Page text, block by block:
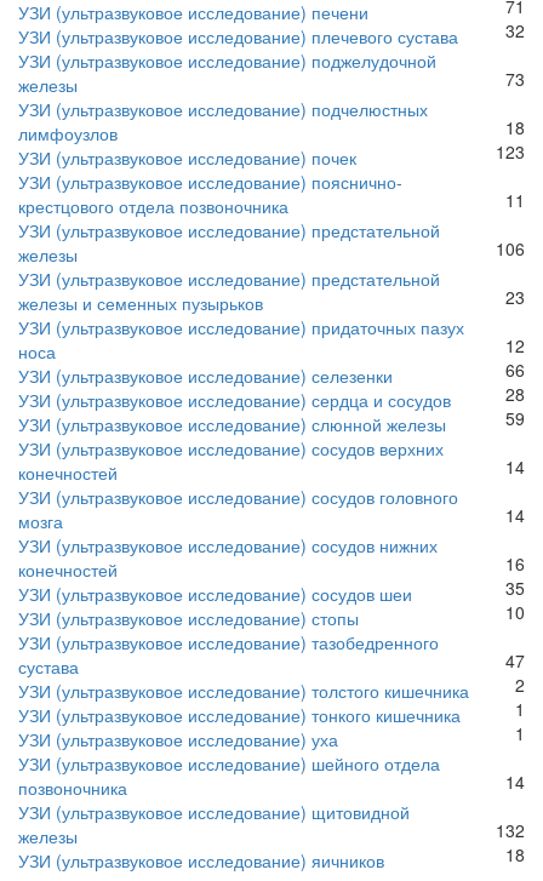
71
УЗИ (ультразвуковое исследование) печени
32
УЗИ (ультразвуковое исследование) плечевого сустава
73
УЗИ (ультразвуковое исследование) поджелудочной
железы
18
УЗИ (ультразвуковое исследование) подчелюстных
лимфоузлов
123
УЗИ (ультразвуковое исследование) почек
11
УЗИ (ультразвуковое исследование) пояснично-
крестцового отдела позвоночника
106
УЗИ (ультразвуковое исследование) предстательной
железы
23
УЗИ (ультразвуковое исследование) предстательной
железы и семенных пузырьков
12
УЗИ (ультразвуковое исследование) придаточных пазух
носа
66
УЗИ (ультразвуковое исследование) селезенки
28
УЗИ (ультразвуковое исследование) сердца и сосудов
59
УЗИ (ультразвуковое исследование) слюнной железы
14
УЗИ (ультразвуковое исследование) сосудов верхних
конечностей
14
УЗИ (ультразвуковое исследование) сосудов головного
мозга
16
УЗИ (ультразвуковое исследование) сосудов нижних
конечностей
35
УЗИ (ультразвуковое исследование) сосудов шеи
10
УЗИ (ультразвуковое исследование) стопы
47
УЗИ (ультразвуковое исследование) тазобедренного
сустава
2
УЗИ (ультразвуковое исследование) толстого кишечника
1
УЗИ (ультразвуковое исследование) тонкого кишечника
1
УЗИ (ультразвуковое исследование) уха
14
УЗИ (ультразвуковое исследование) шейного отдела
позвоночника
132
УЗИ (ультразвуковое исследование) щитовидной
железы
18
УЗИ (ультразвуковое исследование) яичников